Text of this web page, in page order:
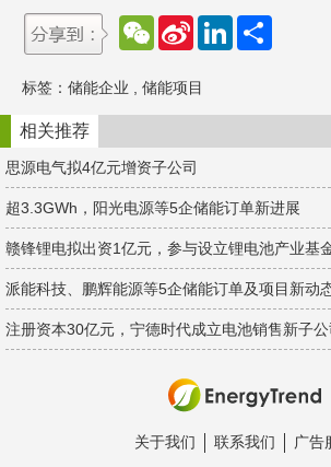
W
e
h
a
t
S
W
e
b
o
L
d
n
标签： 储能企业 储能项目
相关推荐
思源电气拟4亿元增资子公司
超3.3GWh，阳光电源等5企储能订单新进展
赣锋锂电拟出资1亿元，参与设立锂电池产业基
派能科技、鹏辉能源等5企储能订单及项目新动
注册资本30亿元，宁德时代成立电池销售新子公
关于我们 联系我们 广告